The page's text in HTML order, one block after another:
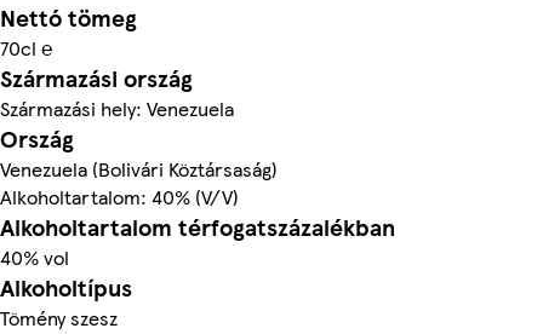
Nettó tömeg
70cl ℮
Származási ország
Származási hely: Venezuela
Ország
Venezuela (Bolivári Köztársaság)
Alkoholtartalom: 40% (V/V)
Alkoholtartalom térfogatszázalékban
40% vol
Alkoholtípus
Tömény szesz